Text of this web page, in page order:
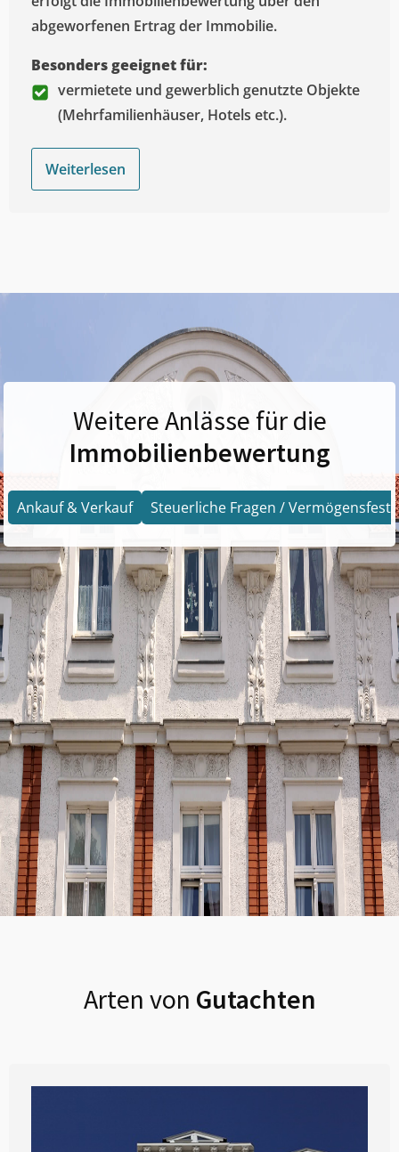
abgeworfenen Ertrag der Immobilie.
Besonders geeignet für:
vermietete und gewerblich genutzte Objekte
(Mehrfamilienhäuser, Hotels etc.).
Weiterlesen
Weitere Anlässe für die
Immobilienbewertung
Ankauf & Verkauf Steuerliche Fragen /
Arten von Gutachten